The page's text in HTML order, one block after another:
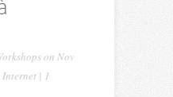
on Nov
Internet | 1